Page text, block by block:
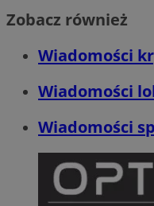
Zobacz również
Wiadomości
Wiadomości
Wiadomości